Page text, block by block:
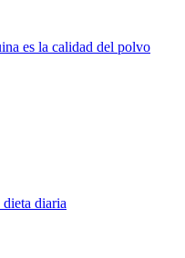
es la calidad del polvo
diaria